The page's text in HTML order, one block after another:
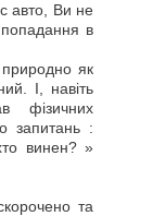
авто, Ви не
попадання в
як
І, навіть
фізичних
запитань :
винен? »
та